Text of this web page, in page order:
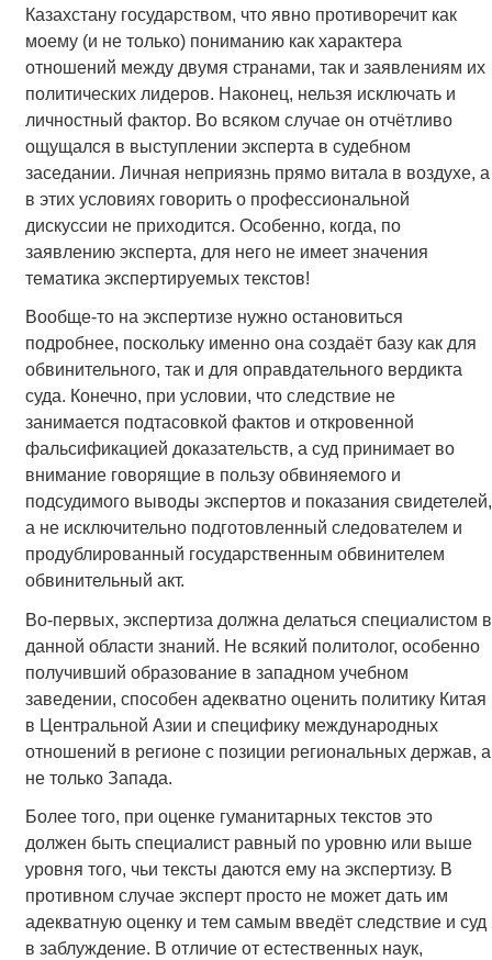
Казахстану государством, что явно противоречит как
моему (и не только) пониманию как характера
отношений между двумя странами, так и заявлениям их
политических лидеров. Наконец, нельзя исключать и
личностный фактор. Во всяком случае он отчётливо
ощущался в выступлении эксперта в судебном
заседании. Личная неприязнь прямо витала в воздухе, а
в этих условиях говорить о профессиональной
дискуссии не приходится. Особенно, когда, по
заявлению эксперта, для него не имеет значения
тематика экспертируемых текстов!
Вообще-то на экспертизе нужно остановиться
подробнее, поскольку именно она создаёт базу как для
обвинительного, так и для оправдательного вердикта
суда. Конечно, при условии, что следствие не
занимается подтасовкой фактов и откровенной
фальсификацией доказательств, а суд принимает во
внимание говорящие в пользу обвиняемого и
подсудимого выводы экспертов и показания свидетелей,
а не исключительно подготовленный следователем и
продублированный государственным обвинителем
обвинительный акт.
Во-первых, экспертиза должна делаться специалистом в
данной области знаний. Не всякий политолог, особенно
получивший образование в западном учебном
заведении, способен адекватно оценить политику Китая
в Центральной Азии и специфику международных
отношений в регионе с позиции региональных держав, а
не только Запада.
Более того, при оценке гуманитарных текстов это
должен быть специалист равный по уровню или выше
уровня того, чьи тексты даются ему на экспертизу. В
противном случае эксперт просто не может дать им
адекватную оценку и тем самым введёт следствие и суд
в заблуждение. В отличие от естественных наук,